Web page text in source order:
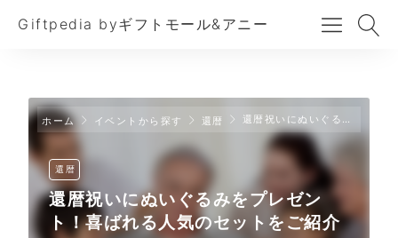
Giftpedia byギフトモール&アニー
ホーム イベントから探す 還暦 還暦祝いにぬいぐるみをプレゼント！喜ばれる人気のセットをご紹介
還暦
還暦祝いにぬいぐるみをプレゼン
ト！喜ばれる人気のセットをご紹介